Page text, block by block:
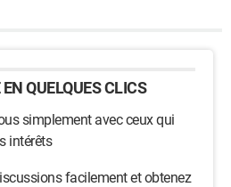
QUELQUES CLICS
simplement avec ceux qui
intérêts
facilement et obtenez